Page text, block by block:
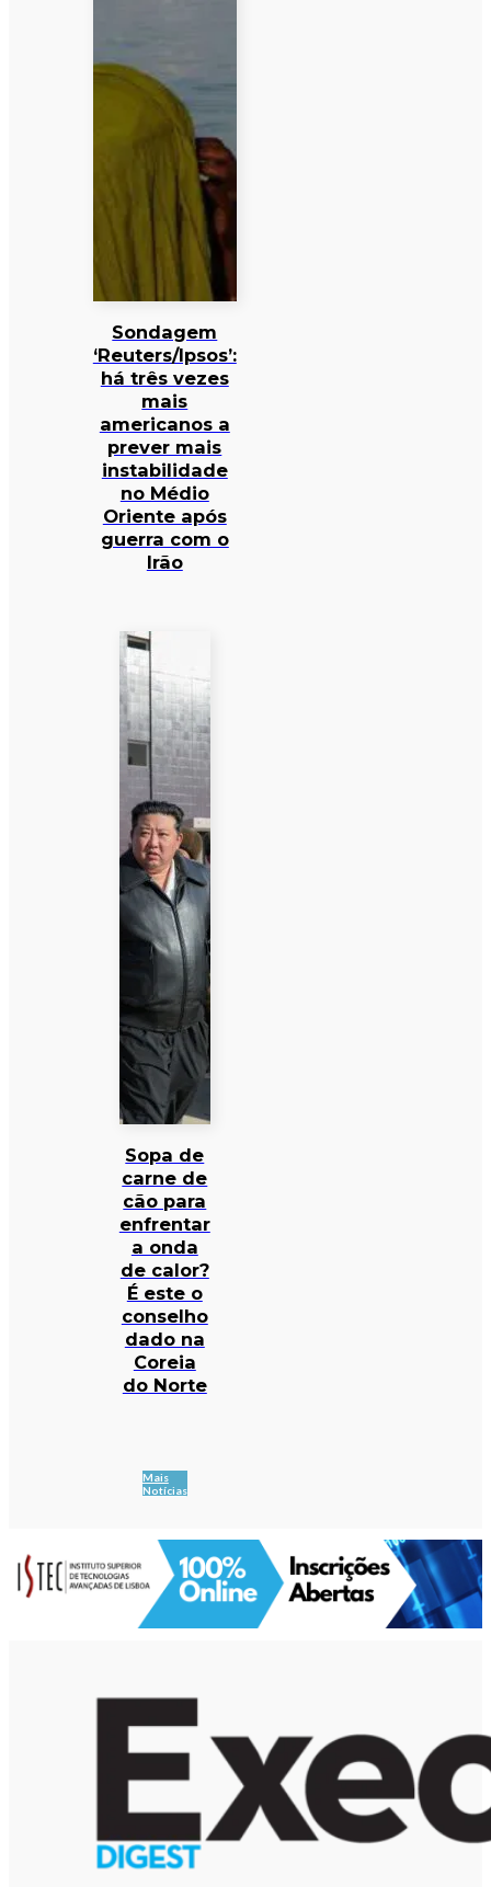
Sondagem
‘Reuters/Ipsos’:
há três vezes
mais
americanos a
prever mais
instabilidade
no Médio
Oriente após
guerra com o
Irão
Sopa de
carne de
cão para
enfrentar
a onda
de calor?
É este o
conselho
dado na
Coreia
do Norte
Mais
Notícias